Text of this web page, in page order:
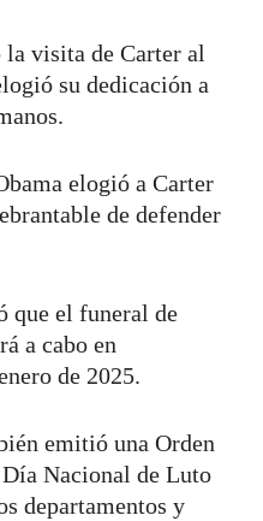
visita de Carter al
su dedicación a
elogió a Carter
de defender
que el funeral de
a cabo en
de 2025.
emitió una Orden
Nacional de Luto
departamentos y